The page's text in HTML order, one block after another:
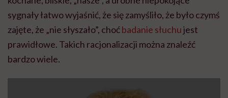
sygnały łatwo wyjaśnić, że się zamyśliło, że było czymś
zajęte, że „nie słyszało”, choćbadanie słuchujest
prawidłowe. Takich racjonalizacji można znaleźć
bardzo wiele.